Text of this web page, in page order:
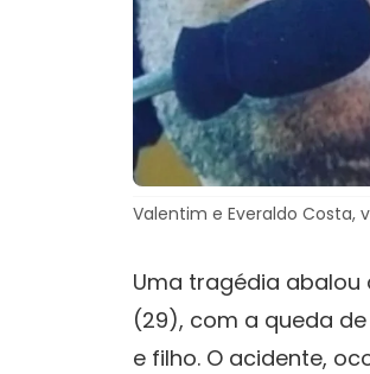
Valentim e Everaldo Costa,
Uma tragédia abalou
(29), com a queda
e filho. O acidente,